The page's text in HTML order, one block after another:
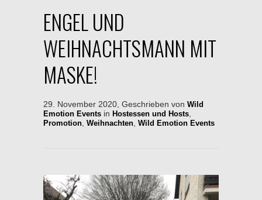
ENGEL UND
WEIHNACHTSMANN MIT
MASKE!
29. November 2020, Geschrieben von Wild
Emotion Events in Hostessen und Hosts
Promotion Weihnachten Wild Emotion Events